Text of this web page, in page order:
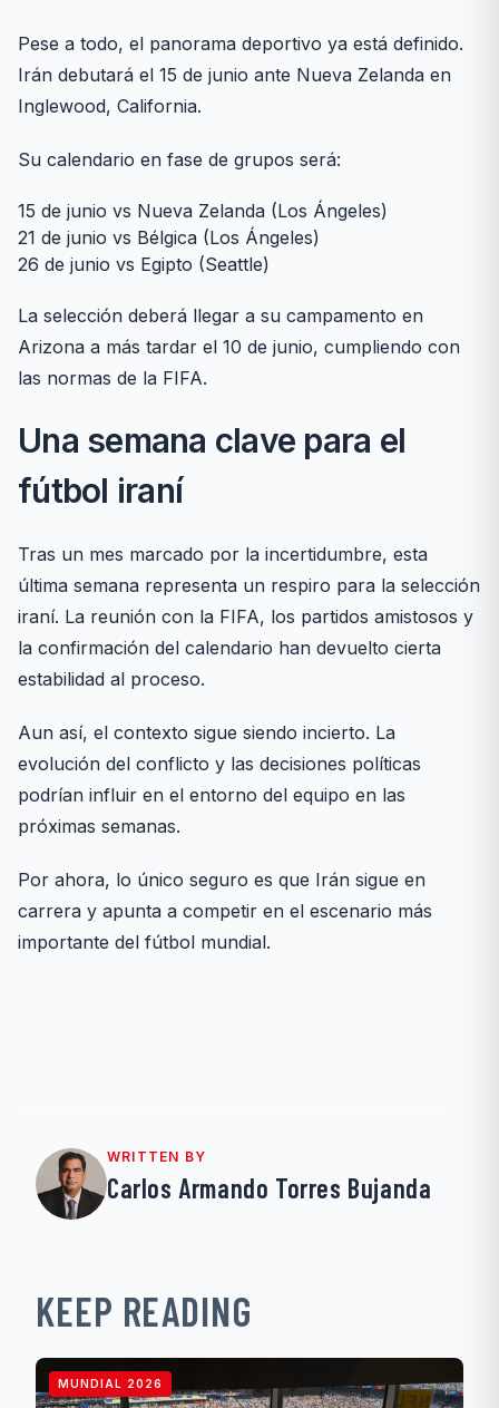
Pese a todo, el panorama deportivo ya está definido.
Irán debutará el 15 de junio ante Nueva Zelanda en
Inglewood, California.
Su calendario en fase de grupos será:
15 de junio vs Nueva Zelanda (Los Ángeles)
21 de junio vs Bélgica (Los Ángeles)
26 de junio vs Egipto (Seattle)
La selección deberá llegar a su campamento en
Arizona a más tardar el 10 de junio, cumpliendo con
las normas de la FIFA.
Una semana clave para el
fútbol iraní
Tras un mes marcado por la incertidumbre, esta
última semana representa un respiro para la selección
iraní. La reunión con la FIFA, los partidos amistosos y
la confirmación del calendario han devuelto cierta
estabilidad al proceso.
Aun así, el contexto sigue siendo incierto. La
evolución del conflicto y las decisiones políticas
podrían influir en el entorno del equipo en las
próximas semanas.
Por ahora, lo único seguro es que Irán sigue en
carrera y apunta a competir en el escenario más
importante del fútbol mundial.
WRITTEN BY
Carlos Armando Torres Bujanda
KEEP READING
MUNDIAL 2026